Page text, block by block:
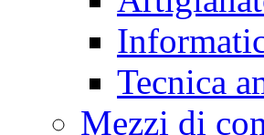
Tecnica
Mezzi di